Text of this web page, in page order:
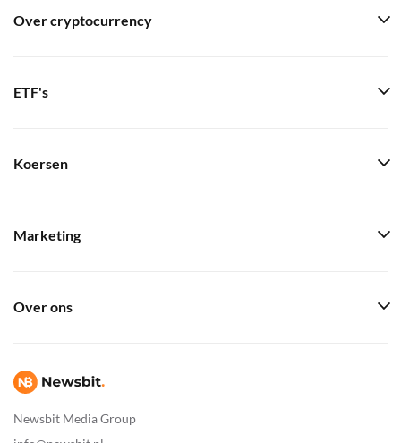
Newsbit Media Group
Over cryptocurrency
ETF's
Koersen
Marketing
Over ons